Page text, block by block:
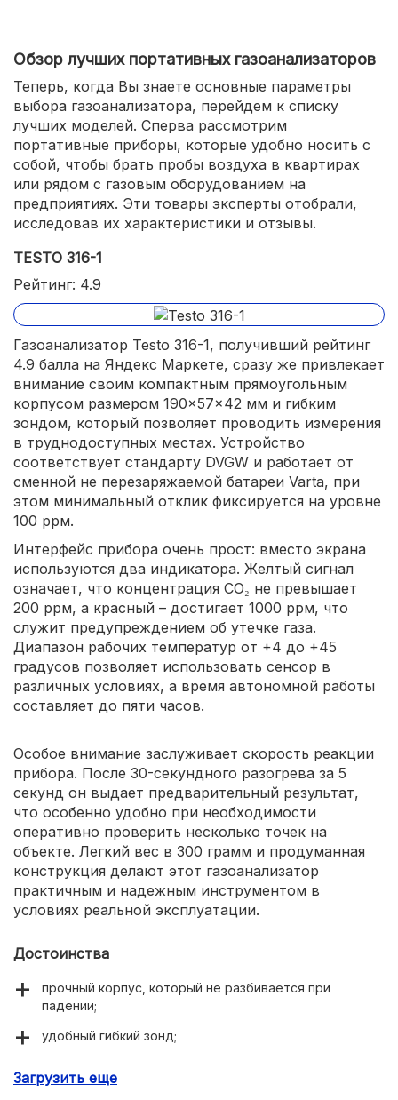
Обзор лучших портативных газоанализаторов
Теперь, когда Вы знаете основные параметры
выбора газоанализатора, перейдем к списку
лучших моделей. Сперва рассмотрим
портативные приборы, которые удобно носить с
собой, чтобы брать пробы воздуха в квартирах
или рядом с газовым оборудованием на
предприятиях. Эти товары эксперты отобрали,
исследовав их характеристики и отзывы.
TESTO 316-1
Рейтинг: 4.9
Газоанализатор Testo 316-1, получивший рейтинг
4.9 балла на Яндекс Маркете, сразу же привлекает
внимание своим компактным прямоугольным
корпусом размером 190×57×42 мм и гибким
зондом, который позволяет проводить измерения
в труднодоступных местах. Устройство
соответствует стандарту DVGW и работает от
сменной не перезаряжаемой батареи Varta, при
этом минимальный отклик фиксируется на уровне
100 ррм.
Интерфейс прибора очень прост: вместо экрана
используются два индикатора. Желтый сигнал
означает, что концентрация CO₂ не превышает
200 ррм, а красный – достигает 1000 ррм, что
служит предупреждением об утечке газа.
Диапазон рабочих температур от +4 до +45
градусов позволяет использовать сенсор в
различных условиях, а время автономной работы
составляет до пяти часов.
Особое внимание заслуживает скорость реакции
прибора. После 30-секундного разогрева за 5
секунд он выдает предварительный результат,
что особенно удобно при необходимости
оперативно проверить несколько точек на
объекте. Легкий вес в 300 грамм и продуманная
конструкция делают этот газоанализатор
практичным и надежным инструментом в
условиях реальной эксплуатации.
Достоинства
прочный корпус, который не разбивается при
падении;
удобный гибкий зонд;
Загрузить еще